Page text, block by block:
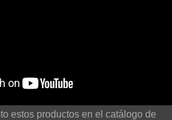
estos productos en el catálogo de